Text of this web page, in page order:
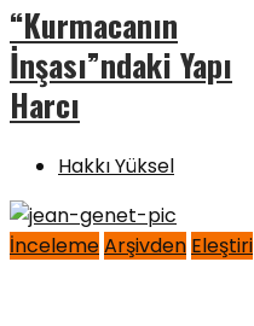
“Kurmacanın
İnşası”ndaki Yapı
Harcı
Hakkı Yüksel
İncelemeArşivden Eleştiri